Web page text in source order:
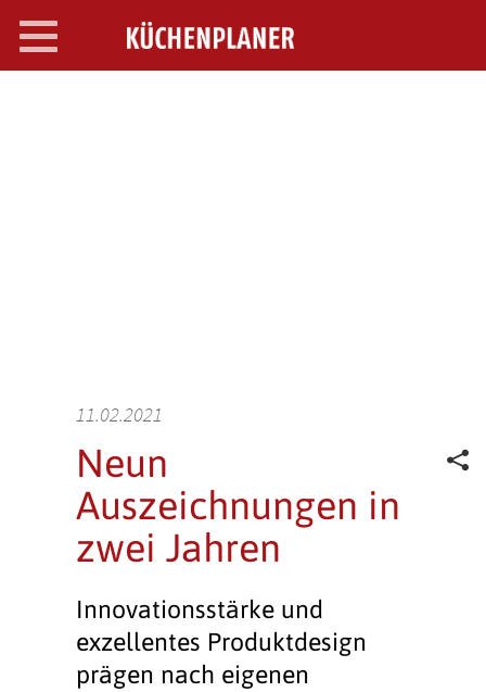
Toggle
navigation
11.02.2021
Neun
Auszeichnungen in
zwei Jahren
Innovationsstärke und
exzellentes Produktdesign
prägen nach eigenen